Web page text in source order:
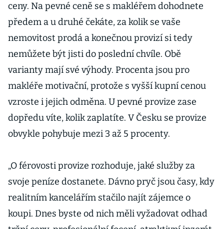
ceny. Na pevné ceně se s makléřem dohodnete
předem a u druhé čekáte, za kolik se vaše
nemovitost prodá a konečnou provizí si tedy
nemůžete být jisti do poslední chvíle. Obě
varianty mají své výhody. Procenta jsou pro
makléře motivační, protože s vyšší kupní cenou
vzroste i jejich odměna. U pevné provize zase
dopředu víte, kolik zaplatíte. V Česku se provize
obvykle pohybuje mezi 3 až 5 procenty.
„O férovosti provize rozhoduje, jaké služby za
svoje peníze dostanete. Dávno pryč jsou časy, kdy
realitním kancelářím stačilo najít zájemce o
koupi. Dnes byste od nich měli vyžadovat odhad